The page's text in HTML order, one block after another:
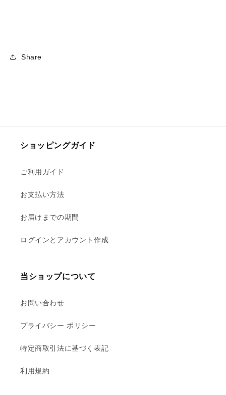
Share
ショッピングガイド
ご利用ガイド
お支払い方法
お届けまでの期間
ログインとアカウント作成
当ショップについて
お問い合わせ
プライバシー ポリシー
特定商取引法に基づく表記
利用規約